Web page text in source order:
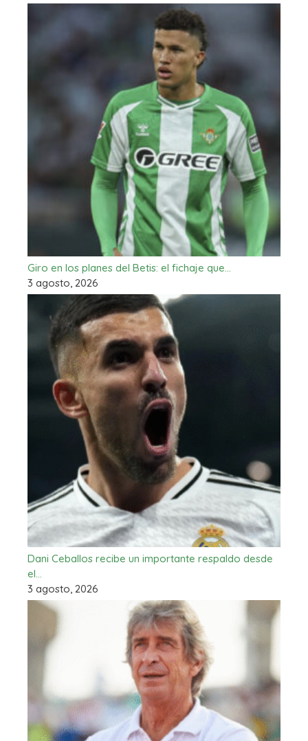
Giro en los planes del Betis: el fichaje que…
3 agosto, 2026
Dani Ceballos recibe un importante respaldo desde
el…
3 agosto, 2026